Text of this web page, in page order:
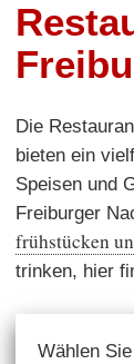
Die
bieten ein
Speisen und
Freiburger
frühstücken
trinken, hier
Wählen